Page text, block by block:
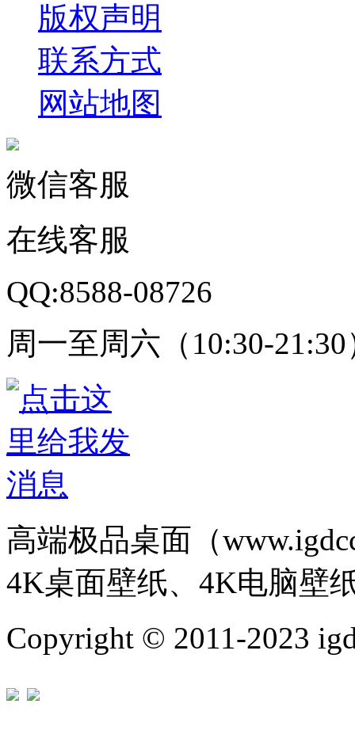
版权声明
联系方式
网站地图
微信客服
在线客服
QQ:8588-08726
周一至周六（10:30-21:30
高端极品桌面（
4K桌面壁纸、4K电脑壁
Copyright © 2011-2023